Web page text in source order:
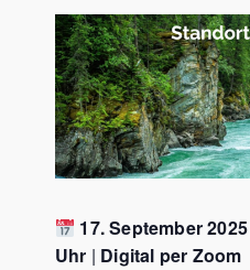
17. September 2025
Uhr | Digital per Zoom